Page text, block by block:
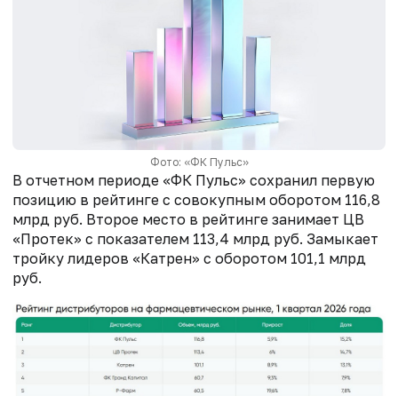
Фото: «ФК Пульс»
В отчетном периоде «ФК Пульс» сохранил первую
позицию в рейтинге с совокупным оборотом 116,8
млрд руб. Второе место в рейтинге занимает ЦВ
«Протек» с показателем 113,4 млрд руб. Замыкает
тройку лидеров «Катрен» с оборотом 101,1 млрд
руб.